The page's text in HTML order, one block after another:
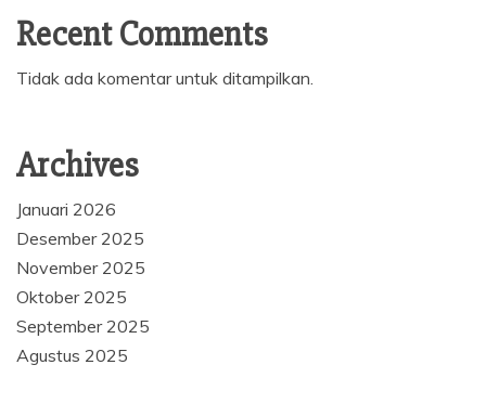
Recent Comments
Tidak ada komentar untuk ditampilkan.
Archives
Januari 2026
Desember 2025
November 2025
Oktober 2025
September 2025
Agustus 2025